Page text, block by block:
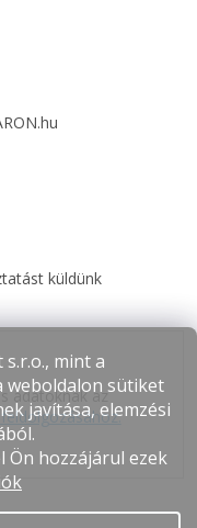
mint a
weboldalon sütiket
javítása, elemzési
Ön hozzájárul ezek
küldünk
adatoknak az